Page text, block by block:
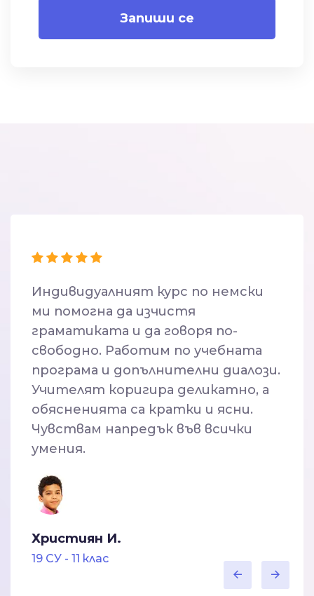
Запиши се
Индивидуалният курс по немски
ми помогна да изчистя
граматиката и да говоря по-
свободно. Работим по учебната
програма и допълнителни диалози.
Учителят коригира деликатно, а
обясненията са кратки и ясни.
Чувствам напредък във всички
умения.
Християн И.
19 СУ - 11 клас